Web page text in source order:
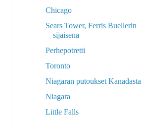
Chicago
Sears Tower, Ferris Buellerin
sijaisena
Perhepotretti
Toronto
Niagaran putoukset Kanadasta
Niagara
Little Falls